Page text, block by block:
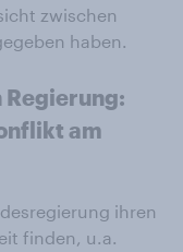
zwischen
haben.
Regierung:
am
ihren
finden, u.a.